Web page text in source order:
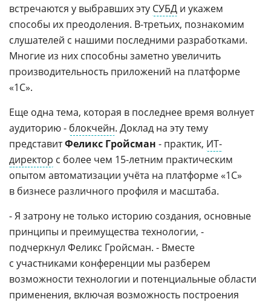
встречаются у выбравших эту СУБД и укажем
способы их преодоления. В-третьих, познакомим
слушателей с нашими последними разработками.
Многие из них способны заметно увеличить
производительность приложений на платформе
«1С».
Еще одна тема, которая в последнее время волнует
аудиторию - блокчейн. Доклад на эту тему
представитФеликс Гройсман - практик, ИТ-
директор с более чем 15-летним практическим
опытом автоматизации учёта на платформе «1С»
в бизнесе различного профиля и масштаба.
- Я затрону не только историю создания, основные
принципы и преимущества технологии, -
подчеркнул Феликс Гройсман. - Вместе
с участниками конференции мы разберем
возможности технологии и потенциальные области
применения, включая возможность построения